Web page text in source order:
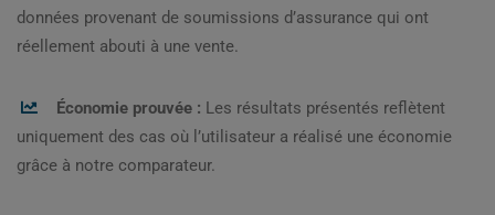
données provenant de soumissions d’assurance qui ont
réellement abouti à une vente.
Économie prouvée : Les résultats présentés reflètent
uniquement des cas où l’utilisateur a réalisé une économie
grâce à notre comparateur.